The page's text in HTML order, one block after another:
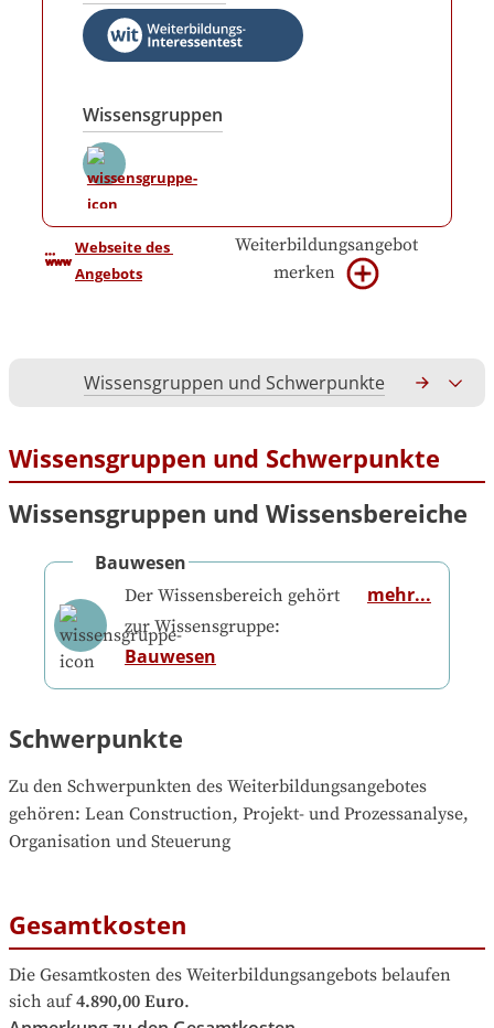
Wissensgruppen
Webseite des
Angebots
Weiterbildungsangebot
merken
Wissensgruppen und Schwerpunkte
Wissensgruppen und Schwerpunkte
Wissensgruppen und Wissensbereiche
Bauwesen
Der Wissensbereich gehört
zur Wissensgruppe:
Bauwesen
mehr...
Schwerpunkte
Zu den Schwerpunkten des Weiterbildungsangebotes
gehören: Lean Construction, Projekt- und Prozessanalyse,
Organisation und Steuerung
Gesamtkosten
Die Gesamtkosten des Weiterbildungsangebots belaufen
sich auf 4.890,00 Euro.